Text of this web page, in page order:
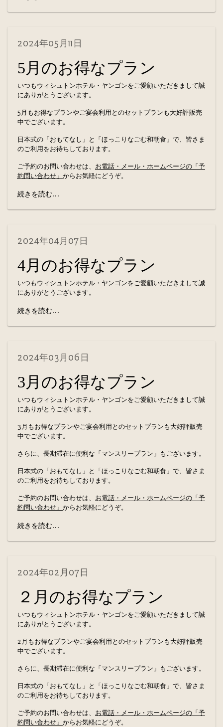
2024年05月11日
5月のお得なプラン
いつもウィシュトンホテル・ヤンゴンをご愛顧いただきまして誠
にありがとうございます。
5月もお得なプランやご宴会利用とのセットプランも大好評販売
中でございます。
日本式の「おもてなし」と「ほっこりなごむ和朝食」で、皆さま
のご利用をお待ちしております。
ご予約のお問い合わせは、 お電話・メール・ホームページの「予
約問い合わせ」 からお気軽にどうぞ。
続きを読む...
2024年04月07日
4月のお得なプラン
いつもウィシュトンホテル・ヤンゴンをご愛顧いただきまして誠
にありがとうございます。
続きを読む...
2024年03月06日
3月のお得なプラン
いつもウィシュトンホテル・ヤンゴンをご愛顧いただきまして誠
にありがとうございます。
3月もお得なプランやご宴会利用とのセットプランも大好評販売
中でございます。
さらに、長期滞在に便利な「マンスリープラン」もございます。
日本式の「おもてなし」と「ほっこりなごむ和朝食」で、皆さま
のご利用をお待ちしております。
ご予約のお問い合わせは、 お電話・メール・ホームページの「予
約問い合わせ」 からお気軽にどうぞ。
続きを読む...
2024年02月07日
２月のお得なプラン
いつもウィシュトンホテル・ヤンゴンをご愛顧いただきまして誠
にありがとうございます。
2月もお得なプランやご宴会利用とのセットプランも大好評販売
中でございます。
さらに、長期滞在に便利な「マンスリープラン」もございます。
日本式の「おもてなし」と「ほっこりなごむ和朝食」で、皆さま
のご利用をお待ちしております。
ご予約のお問い合わせは、 お電話・メール・ホームページの「予
約問い合わせ」 からお気軽にどうぞ。